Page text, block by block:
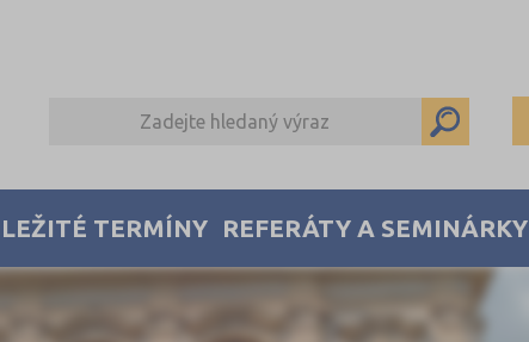
TERMÍNY REFERÁTY A SEMINÁRKY